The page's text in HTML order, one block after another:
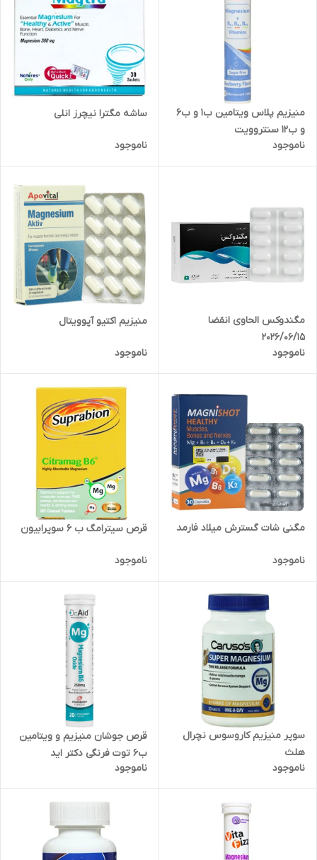
منیزیم پلاس ویتامین ب1 و ب6
و ب12 سنتروویت
ناموجود
ساشه مگترا نیچرز انلی
ناموجود
مگندوکس الحاوی انقضا
2026/06/15
ناموجود
منیزیم اکتیو آپوویتال
ناموجود
مگنی شات گسترش میلاد فارمد
ناموجود
قرص سیترامگ ب 6 سوپرابیون
ناموجود
سوپر منیزیم کاروسوس نچرال
هلث
ناموجود
قرص جوشان منیزیم و ویتامین
ب6 توت فرنگی دکتر اید
ناموجود